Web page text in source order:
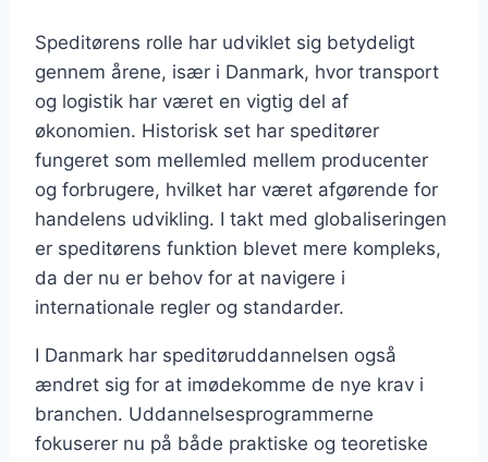
Speditørens rolle har udviklet sig betydeligt
gennem årene, især i Danmark, hvor transport
og logistik har været en vigtig del af
økonomien. Historisk set har speditører
fungeret som mellemled mellem producenter
og forbrugere, hvilket har været afgørende for
handelens udvikling. I takt med globaliseringen
er speditørens funktion blevet mere kompleks,
da der nu er behov for at navigere i
internationale regler og standarder.
I Danmark har speditøruddannelsen også
ændret sig for at imødekomme de nye krav i
branchen. Uddannelsesprogrammerne
fokuserer nu på både praktiske og teoretiske